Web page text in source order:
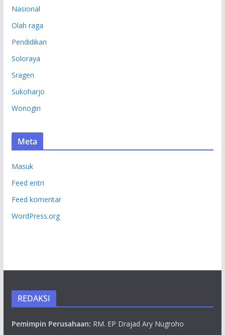
Nasional
Olah raga
Pendidikan
Soloraya
Sragen
Sukoharjo
Wonogiri
Meta
Masuk
Feed entri
Feed komentar
WordPress.org
REDAKSI
Pemimpin Perusahaan: RM. EP Drajad Ary Nugroho